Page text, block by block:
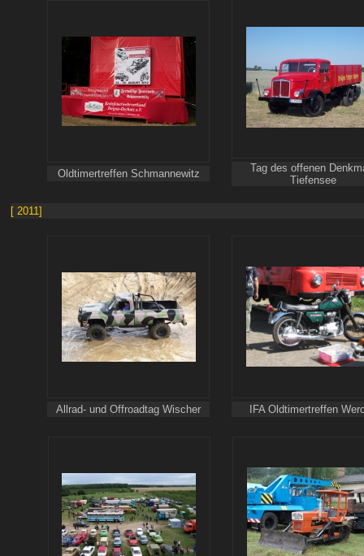
Oldtimertreffen Schmannewitz
Tag des offenen
Tiefensee
[ 2011]
Allrad- und Offroadtag Wischer IFA Oldtimertreffen